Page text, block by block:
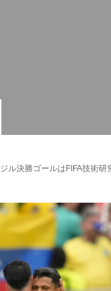
ル決勝ゴールはFIFA技術